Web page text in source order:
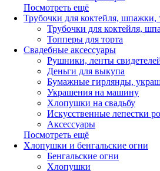
Посмотреть ещё
Трубочки для коктейля, шпажки,
Трубочки для коктейля,
Топперы для торта
Свадебные аксессуары
Рушники, ленты
Деньги для выкупа
Бумажные гирлянды,
Украшения на машину
Хлопушки на свадьбу
Искусственные лепестки
Аксессуары
Посмотреть ещё
Хлопушки и бенгальские огни
Бенгальские огни
Хлопушки